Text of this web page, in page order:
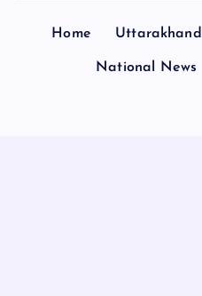
Home Uttarakhand
National News